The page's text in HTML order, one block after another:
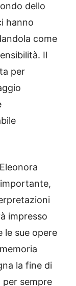
dello
hanno
come
Il
per
Eleonora
impresso
le sue opere
la fine di
per sempre